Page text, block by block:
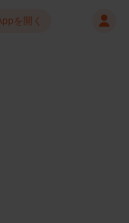
を開く